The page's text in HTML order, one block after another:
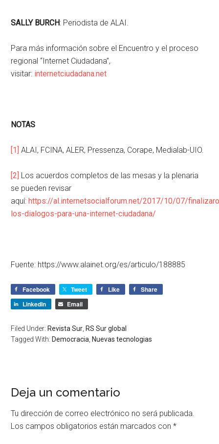
SALLY BURCH: Periodista de ALAI.
Para más información sobre el Encuentro y el proceso
regional “Internet Ciudadana”,
visitar: internetciudadana.net
NOTAS
[1] ALAI, FCINA, ALER, Pressenza, Corape, Medialab-UIO.
[2] Los acuerdos completos de las mesas y la plenaria
se pueden revisar
aquí:https://al.internetsocialforum.net/2017/10/07/
los-dialogos-para-una-internet-ciudadana/
Fuente: https://www.alainet.org/es/articulo/188885
Facebook Tweet Like
Share
LinkedIn
Email
Filed Under: Revista Sur RS Sur global
Tagged With: Democracia Nuevas tecnologias
Deja un comentario
Tu dirección de correo electrónico no será publicada.
Los campos obligatorios están marcados con*